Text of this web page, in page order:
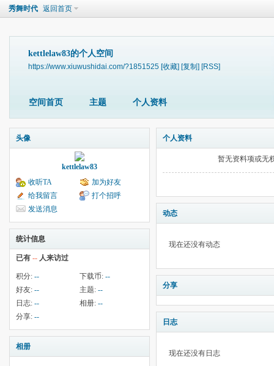
秀舞时代 返回首页
kettlelaw83的个人空间
https://www.xiuwushidai.com/?1851525 [收藏] [复制] [RSS]
空间首页 主题 个人资料
头像
kettlelaw83
收听TA
加为好友
给我留言
打个招呼
发送消息
统计信息
已有 -- 人来访过
积分: -- 下载币: --
好友: -- 主题: --
日志: -- 相册: --
分享: --
相册
个人资料
暂无资料项或无
动态
现在还没有动态
分享
日志
现在还没有日志